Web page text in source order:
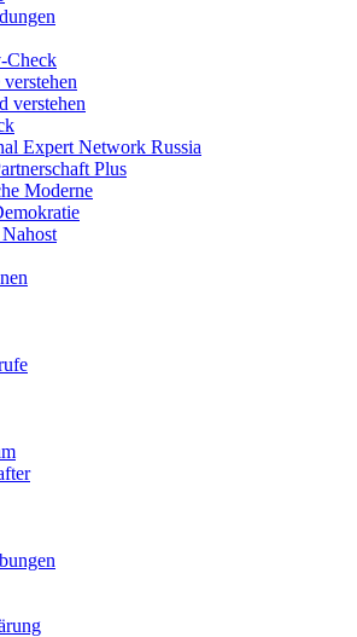
Check
verstehen
Expert Network Russia
Plus
Moderne